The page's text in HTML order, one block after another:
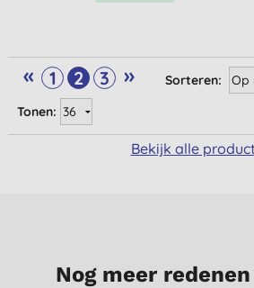
« 1 2 3 »
Sorteren:
Tonen:
Bekijk alle
Nog meer